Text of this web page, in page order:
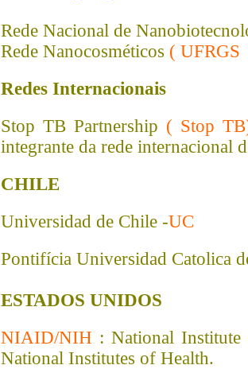
Rede Nacional de
Rede Nanocosméticos (
Redes Internacionais
Stop TB Partnership ( Stop
integrante da rede internacional
CHILE
Universidad de Chile -UC
Pontifícia Universidad Catolica
ESTADOS UNIDOS
NIAID/NIH : National
National Institutes of Health.